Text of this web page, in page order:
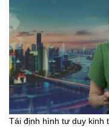
Tái định hình tư duy kinh